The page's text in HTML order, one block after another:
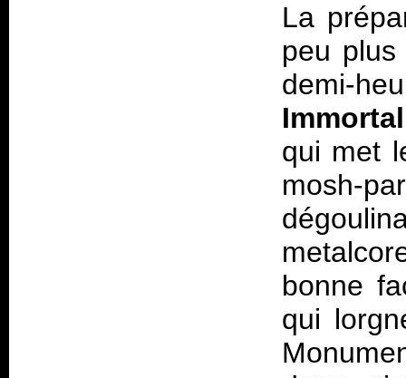
La
peu plus
demi-
Immortal
qui met
mosh-
bonne
qui